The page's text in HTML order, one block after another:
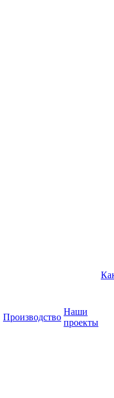
Производство
Наши
проекты